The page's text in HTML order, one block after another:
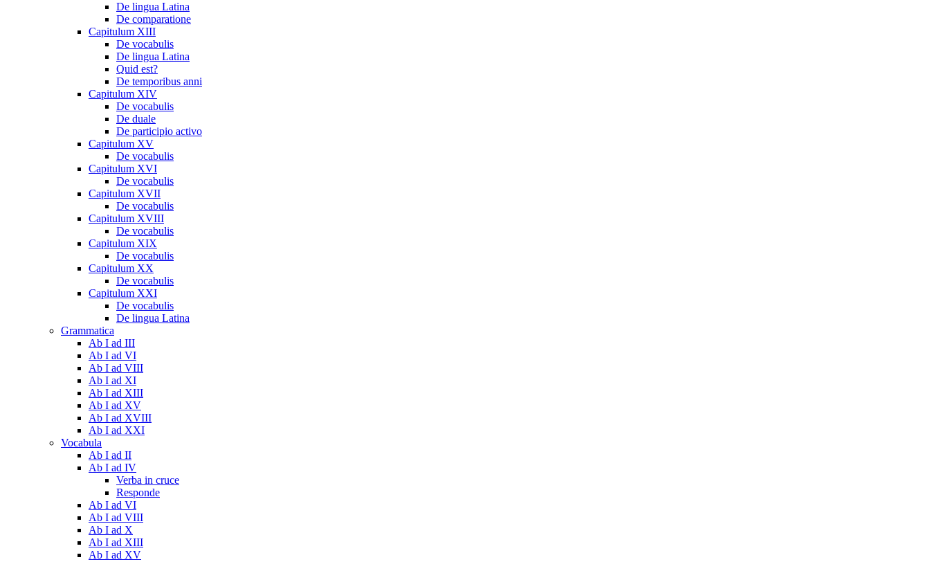
De lingua Latina
De comparatione
Capitulum XIII
De vocabulis
De lingua Latina
Quid est?
De temporibus anni
Capitulum XIV
De vocabulis
De duale
De participio activo
Capitulum XV
De vocabulis
Capitulum XVI
De vocabulis
Capitulum XVII
De vocabulis
Capitulum XVIII
De vocabulis
Capitulum XIX
De vocabulis
Capitulum XX
De vocabulis
Capitulum XXI
De vocabulis
De lingua Latina
Grammatica
Ab I ad III
Ab I ad VI
Ab I ad VIII
Ab I ad XI
Ab I ad XIII
Ab I ad XV
Ab I ad XVIII
Ab I ad XXI
Vocabula
Ab I ad II
Ab I ad IV
Verba in cruce
Responde
Ab I ad VI
Ab I ad VIII
Ab I ad X
Ab I ad XIII
Ab I ad XV